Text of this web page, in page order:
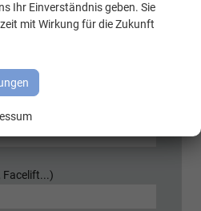
Facelift...)
Ihr Einverständnis geben. Sie
mit Wirkung für die Zukunft